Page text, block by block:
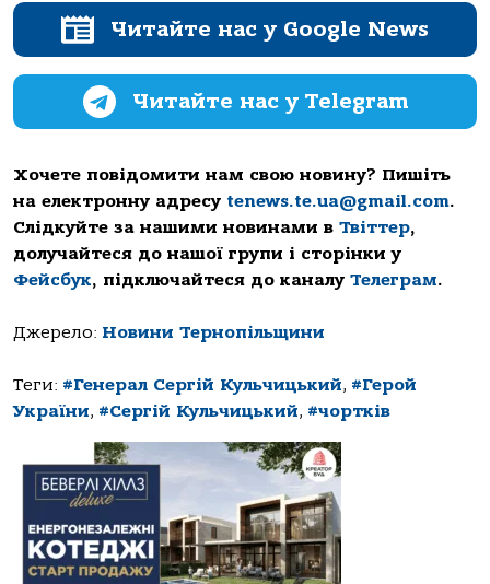
Читайте нас у Google News
Читайте нас у Telegram
Хочете повідомити нам свою новину? Пишіть
на електронну адресу tenews.te.ua@gmail.com.
Слідкуйте за нашими новинами в Твіттер,
долучайтеся до нашої групи і сторінки у
Фейсбук, підключайтеся до каналу Телеграм.
Джерело: Новини Тернопільщини
Теги: #Генерал Сергій Кульчицький, #Герой
України, #Сергій Кульчицький, #чортків